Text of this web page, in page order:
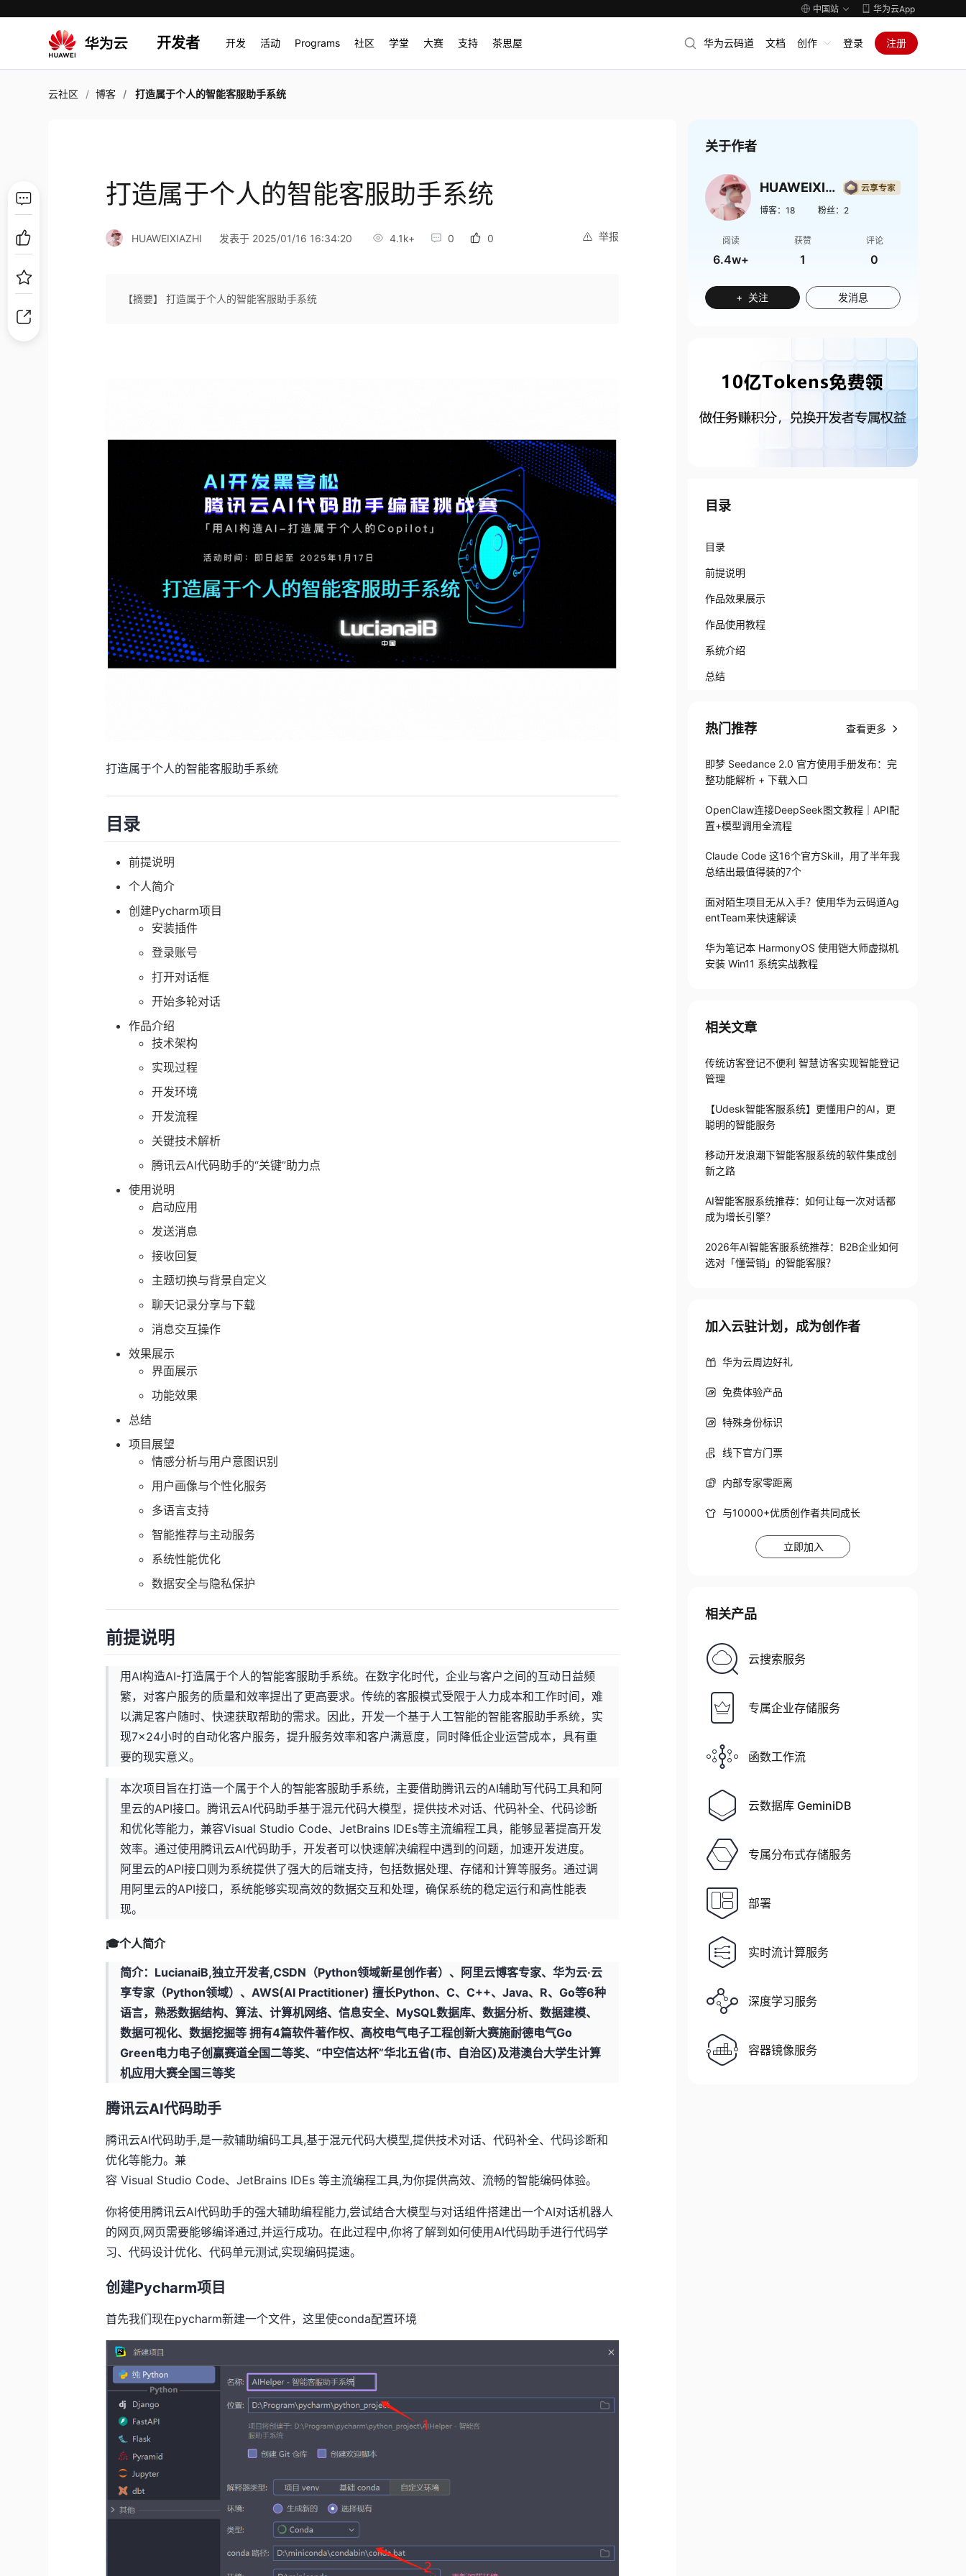
中国站 华为云App
开发者 开发 活动 Programs 社区 学堂 大赛 支持 茶思屋 华为云码道 文档 创作 登录 注册
云社区 博客 打造属于个人的智能客服助手系统
打造属于个人的智能客服助手系统
举报
HUAWEIXIAZHI 发表于 2025/01/16 16:34:20 4.1k+ 0 0
【摘要】 打造属于个人的智能客服助手系统
打造属于个人的智能客服助手系统
目录
前提说明
个人简介
创建Pycharm项目
安装插件
登录账号
打开对话框
开始多轮对话
作品介绍
技术架构
实现过程
开发环境
开发流程
关键技术解析
腾讯云AI代码助手的“关键”助力点
使用说明
启动应用
发送消息
接收回复
主题切换与背景自定义
聊天记录分享与下载
消息交互操作
效果展示
界面展示
功能效果
总结
项目展望
情感分析与用户意图识别
用户画像与个性化服务
多语言支持
智能推荐与主动服务
系统性能优化
数据安全与隐私保护
前提说明
用AI构造AI-打造属于个人的智能客服助手系统。在数字化时代，企业与客户之间的互动日益频
繁，对客户服务的质量和效率提出了更高要求。传统的客服模式受限于人力成本和工作时间，难
以满足客户随时、快速获取帮助的需求。因此，开发一个基于人工智能的智能客服助手系统，实
现7×24小时的自动化客户服务，提升服务效率和客户满意度，同时降低企业运营成本，具有重
要的现实意义。
本次项目旨在打造一个属于个人的智能客服助手系统，主要借助腾讯云的AI辅助写代码工具和阿
里云的API接口。腾讯云AI代码助手基于混元代码大模型，提供技术对话、代码补全、代码诊断
和优化等能力，兼容Visual Studio Code、JetBrains IDEs等主流编程工具，能够显著提高开发
效率。通过使用腾讯云AI代码助手，开发者可以快速解决编程中遇到的问题，加速开发进度。
阿里云的API接口则为系统提供了强大的后端支持，包括数据处理、存储和计算等服务。通过调
用阿里云的API接口，系统能够实现高效的数据交互和处理，确保系统的稳定运行和高性能表
现。
🎓个人简介
简介：LucianaiB,独立开发者,CSDN（Python领域新星创作者）、阿里云博客专家、华为云·云
享专家（Python领域）、AWS(AI Practitioner) 擅长Python、C、C++、Java、R、Go等6种
语言，熟悉数据结构、算法、计算机网络、信息安全、MySQL数据库、数据分析、数据建模、
数据可视化、数据挖掘等 拥有4篇软件著作权、高校电气电子工程创新大赛施耐德电气Go
Green电力电子创赢赛道全国二等奖、“中空信达杯”华北五省(市、自治区)及港澳台大学生计算
机应用大赛全国三等奖
腾讯云AI代码助手
腾讯云AI代码助手,是一款辅助编码工具,基于混元代码大模型,提供技术对话、代码补全、代码诊断和
优化等能力。兼
容 Visual Studio Code、JetBrains IDEs 等主流编程工具,为你提供高效、流畅的智能编码体验。
你将使用腾讯云AI代码助手的强大辅助编程能力,尝试结合大模型与对话组件搭建出一个AI对话机器人
的网页,网页需要能够编译通过,并运行成功。在此过程中,你将了解到如何使用AI代码助手进行代码学
习、代码设计优化、代码单元测试,实现编码提速。
创建Pycharm项目
首先我们现在pycharm新建一个文件，这里使conda配置环境
关于作者
HUAWEIXIAZHI
博客： 18 粉丝： 2
阅读
6.4w+
获赞
1
评论
0
+ 关注 发消息
目录
目录
前提说明
作品效果展示
作品使用教程
系统介绍
总结
热门推荐 查看更多
即梦 Seedance 2.0 官方使用手册发布：完
整功能解析 + 下载入口
OpenClaw连接DeepSeek图文教程｜API配
置+模型调用全流程
Claude Code 这16个官方Skill，用了半年我
总结出最值得装的7个
面对陌生项目无从入手？使用华为云码道Ag
entTeam来快速解读
华为笔记本 HarmonyOS 使用铠大师虚拟机
安装 Win11 系统实战教程
相关文章
传统访客登记不便利 智慧访客实现智能登记
管理
【Udesk智能客服系统】更懂用户的AI，更
聪明的智能服务
移动开发浪潮下智能客服系统的软件集成创
新之路
AI智能客服系统推荐：如何让每一次对话都
成为增长引擎？
2026年AI智能客服系统推荐：B2B企业如何
选对「懂营销」的智能客服？
加入云驻计划，成为创作者
华为云周边好礼
免费体验产品
特殊身份标识
线下官方门票
内部专家零距离
与10000+优质创作者共同成长
立即加入
相关产品
云搜索服务
专属企业存储服务
函数工作流
云数据库 GeminiDB
专属分布式存储服务
部署
实时流计算服务
深度学习服务
容器镜像服务